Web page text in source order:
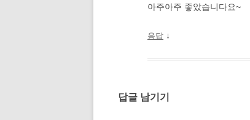
아주아주 좋았습니다요~
응답 ↓
답글 남기기